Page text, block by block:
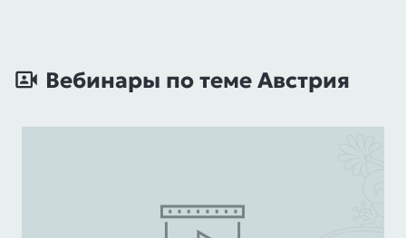
Вебинары по теме Австрия